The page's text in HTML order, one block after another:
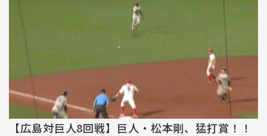
【広島対巨人8回戦】巨人・松本剛、猛打賞！！